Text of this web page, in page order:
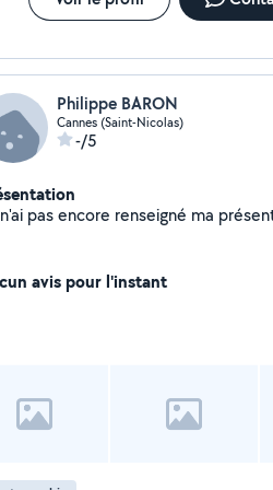
Antibes, Nice et alentours). Devis
vos attentes.
Philippe BARON
Cannes (Saint-Nicolas)
-/5
Je n'ai pas encore
avis pour l'instant